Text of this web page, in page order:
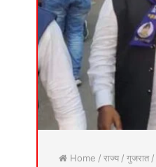
Home / राज्य / गुजरात /